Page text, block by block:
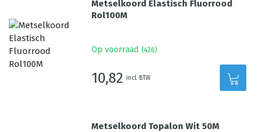
Metselkoord Elastisch Fluorrood
Rol100M
Op voorraad (426)
10,82 incl. BTW
Metselkoord Topalon Wit 50M